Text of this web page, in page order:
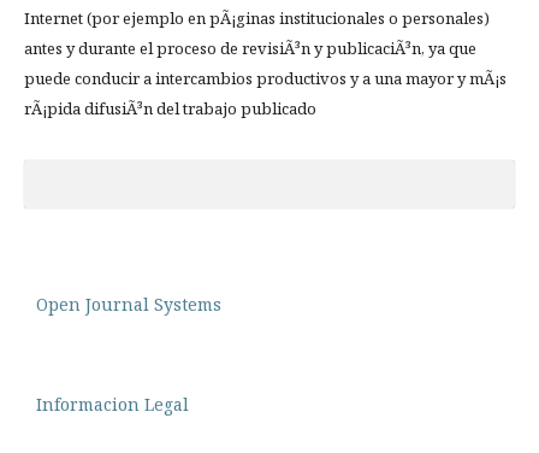
Internet (por ejemplo en pÃ¡ginas institucionales o personales)
antes y durante el proceso de revisiÃ³n y publicaciÃ³n, ya que
puede conducir a intercambios productivos y a una mayor y mÃ¡s
rÃ¡pida difusiÃ³n del trabajo publicado
Open Journal Systems
Informacion Legal